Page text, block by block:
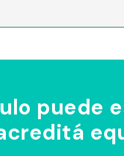
puede